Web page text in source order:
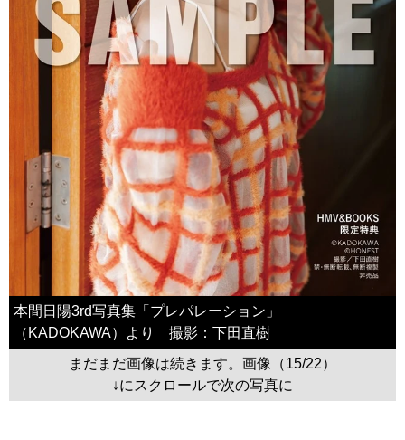
本間日陽3rd写真集「プレパレーション」
（KADOKAWA）より 撮影：下田直樹
まだまだ画像は続きます。画像（15/22）
↓にスクロールで次の写真に